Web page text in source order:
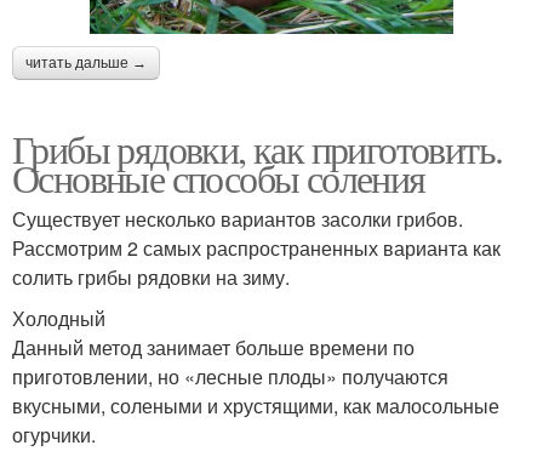
читать дальше →
Грибы рядовки, как приготовить.
Основные способы соления
Существует несколько вариантов засолки грибов.
Рассмотрим 2 самых распространенных варианта как
солить грибы рядовки на зиму.
Холодный
Данный метод занимает больше времени по
приготовлении, но «лесные плоды» получаются
вкусными, солеными и хрустящими, как малосольные
огурчики.